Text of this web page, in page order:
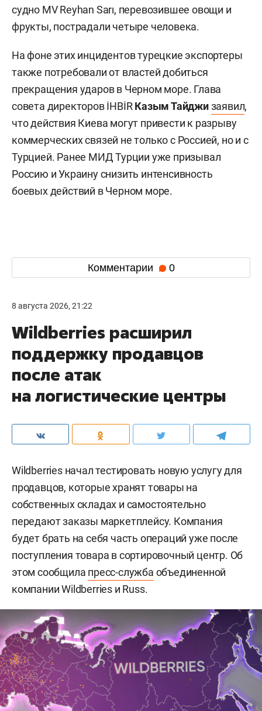
судно MV Reyhan Sarı, перевозившее овощи и
фрукты, пострадали четыре человека.
На фоне этих инцидентов турецкие экспортеры
также потребовали от властей добиться
прекращения ударов в Черном море. Глава
совета директоров İHBİRКазым Тайджизаявил,
что действия Киева могут привести к разрыву
коммерческих связей не только с Россией, но и с
Турцией. Ранее МИД Турции уже призывал
Россию и Украину снизить интенсивность
боевых действий в Черном море.
Комментарии 0
8 августа 2026, 21:22
Wildberries расширил
поддержку продавцов
после атак
на логистические центры
Wildberries начал тестировать новую услугу для
продавцов, которые хранят товары на
собственных складах и самостоятельно
передают заказы маркетплейсу. Компания
будет брать на себя часть операций уже после
поступления товара в сортировочный центр. Об
этом сообщила пресс-служба объединенной
компании Wildberries и Russ.